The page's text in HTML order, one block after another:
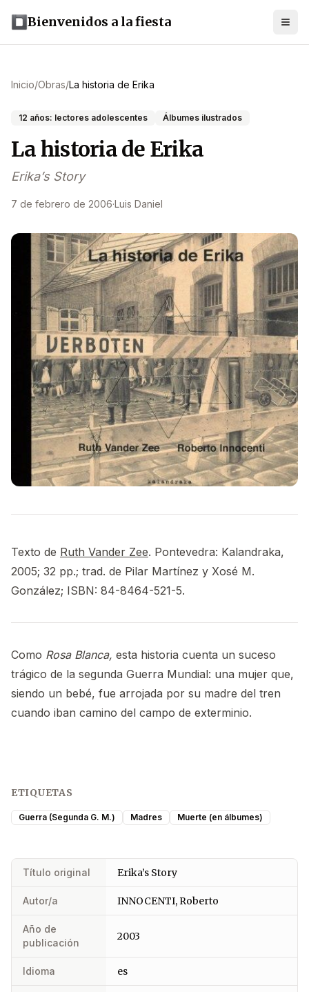
Bienvenidos a la fiesta
Inicio/Obras/La historia de Erika
12 años: lectores adolescentes Álbumes ilustrados
La historia de Erika
Erika’s Story
7 de febrero de 2006·Luis Daniel
Texto de Ruth Vander Zee. Pontevedra: Kalandraka,
2005; 32 pp.; trad. de Pilar Martínez y Xosé M.
González; ISBN: 84-8464-521-5.
Como Rosa Blanca, esta historia cuenta un suceso
trágico de la segunda Guerra Mundial: una mujer que,
siendo un bebé, fue arrojada por su madre del tren
cuando iban camino del campo de exterminio.
ETIQUETAS
Guerra (Segunda G. M.) Madres Muerte (en álbumes)
Título original Erika’s Story
Autor/a INNOCENTI, Roberto
Año de
publicación
2003
Idioma es